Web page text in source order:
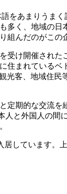
をあまりうま
多く、地域の日
組んだのがこの
受け開催された
住まれているベ
光客、地域住民
定期的な交流を
人と外国人の間
しています。